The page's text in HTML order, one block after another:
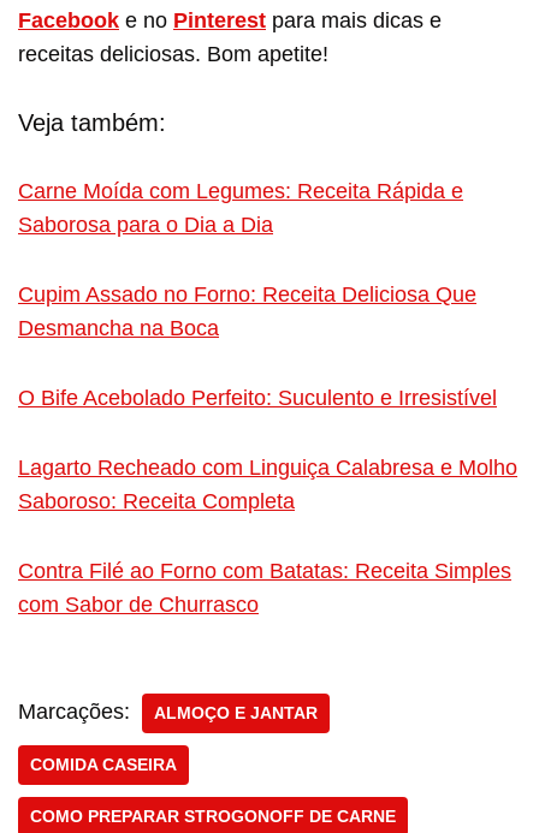
Facebook e no Pinterest para mais dicas e
receitas deliciosas. Bom apetite!
Veja também:
Carne Moída com Legumes: Receita Rápida e
Saborosa para o Dia a Dia
Cupim Assado no Forno: Receita Deliciosa Que
Desmancha na Boca
O Bife Acebolado Perfeito: Suculento e Irresistível
Lagarto Recheado com Linguiça Calabresa e Molho
Saboroso: Receita Completa
Contra Filé ao Forno com Batatas: Receita Simples
com Sabor de Churrasco
Marcações: ALMOÇO E JANTAR
COMIDA CASEIRA
COMO PREPARAR STROGONOFF DE CARNE